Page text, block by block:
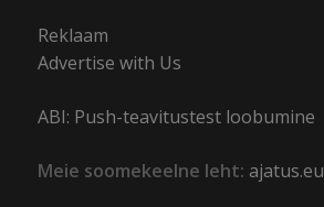
Reklaam
Advertise with Us
ABI: Push-teavitustest loobumine
Meie soomekeelne leht: ajatus.eu